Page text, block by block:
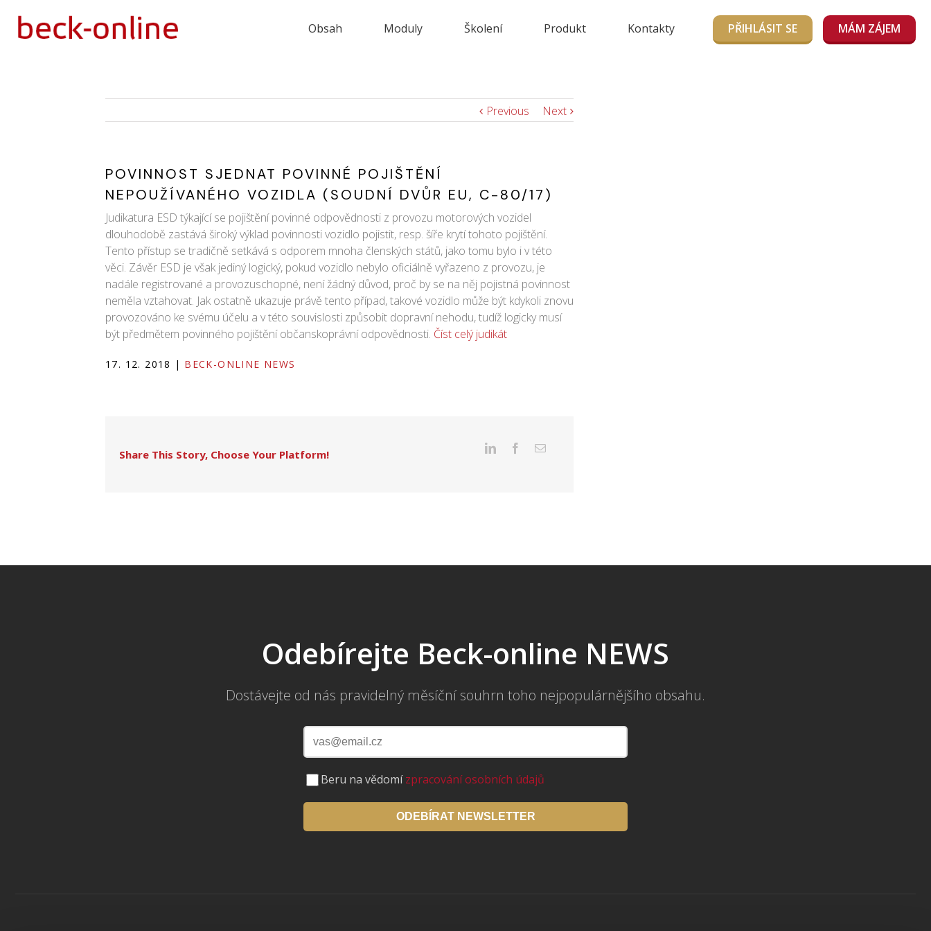
Obsah Moduly Školení Produkt Kontakty PŘIHLÁSIT SE MÁM ZÁJEM
Previous Next
POVINNOST SJEDNAT POVINNÉ POJIŠTĚNÍ
NEPOUŽÍVANÉHO VOZIDLA (SOUDNÍ DVŮR EU, C-80/17)
Judikatura ESD týkající se pojištění povinné odpovědnosti z provozu motorových vozidel
dlouhodobě zastává široký výklad povinnosti vozidlo pojistit, resp. šíře krytí tohoto pojištění.
Tento přístup se tradičně setkává s odporem mnoha členských států, jako tomu bylo i v této
věci. Závěr ESD je však jediný logický, pokud vozidlo nebylo oficiálně vyřazeno z provozu, je
nadále registrované a provozuschopné, není žádný důvod, proč by se na něj pojistná povinnost
neměla vztahovat. Jak ostatně ukazuje právě tento případ, takové vozidlo může být kdykoli znovu
provozováno ke svému účelu a v této souvislosti způsobit dopravní nehodu, tudíž logicky musí
být předmětem povinného pojištění občanskoprávní odpovědnosti. Číst celý judikát
17. 12. 2018 | BECK-ONLINE NEWS
Share This Story, Choose Your Platform!
Odebírejte Beck-online NEWS
Dostávejte od nás pravidelný měsíční souhrn toho nejpopulárnějšího obsahu.
Beru na vědomízpracování osobních údajů
ODEBÍRAT NEWSLETTER